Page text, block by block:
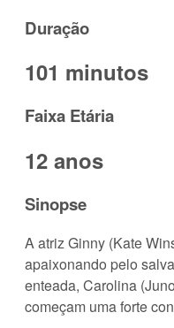
Duração
101 minutos
Faixa Etária
12 anos
Sinopse
A atriz Ginny (Kate
apaixonando pelo
enteada, Carolina
começam uma forte